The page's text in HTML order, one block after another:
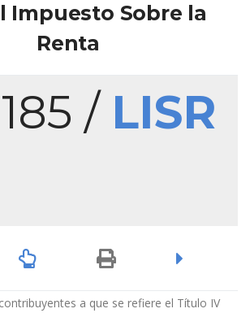
Impuesto Sobre la
Renta
185 / LISR
a que se refiere el Título IV